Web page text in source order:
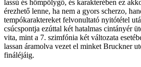
lassú és hömpölygő, és karakterében ez
érezhető lenne, ha nem a gyors scherzo,
tempókaraktereket felvonultató nyitótétel
csúcspontja ezúttal két hatalmas cintányér
vita, mint a 7. szimfónia két változata
lassan áramolva vezet el minket Bruckner
fináléjáig.